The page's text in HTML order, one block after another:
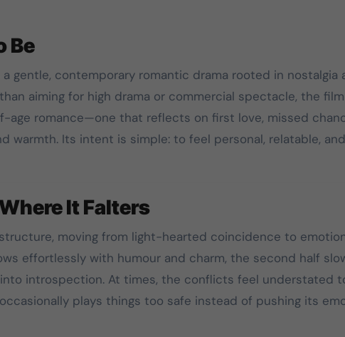
Be
gentle, contemporary romantic drama rooted in nostalgia
aiming for high drama or commercial spectacle, the
age romance—one that reflects on first love, missed
warmth. Its intent is simple: to feel personal, relatable, and
It Falters
moving from light-hearted coincidence to
effortlessly with humour and charm, the second half
introspection. At times, the conflicts feel understated
plays things too safe instead of pushing its
DMK
2026 தமிழக
சட்டமன்றத் தேர்தலில்,
பேட்டரி டார்ச்
TVK
தமிழக
தளபதி